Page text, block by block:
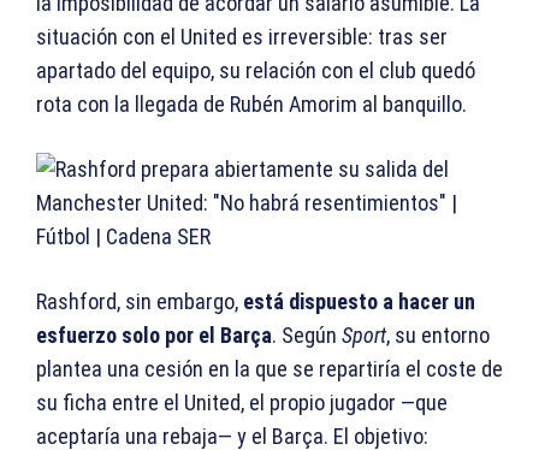
situación con el United es irreversible: tras ser
apartado del equipo, su relación con el club quedó
rota con la llegada de Rubén Amorim al banquillo.
Rashford, sin embargo, está dispuesto a hacer un
esfuerzo solo por el Barça. Según Sport, su entorno
plantea una cesión en la que se repartiría el coste de
su ficha entre el United, el propio jugador —que
aceptaría una rebaja— y el Barça. El objetivo: